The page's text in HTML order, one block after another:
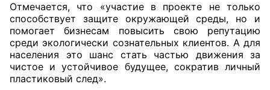
Отмечается, что «участие в проекте не только
способствует защите окружающей среды, но и
помогает бизнесам повысить свою репутацию
среди экологически сознательных клиентов. А для
населения это шанс стать частью движения за
чистое и устойчивое будущее, сократив личный
пластиковый след».